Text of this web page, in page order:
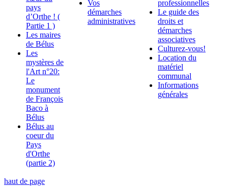
pays
d’Orthe ! (
Partie 1 )
Les maires
de Bélus
Les
mystères de
l'Art n°20:
Le
monument
de François
Baco à
Bélus
Bélus au
coeur du
Pays
d'Orthe
(partie 2)
Vos
démarches
administratives
professionnelles
Le guide des
droits et
démarches
associatives
Culturez-vous!
Location du
matériel
communal
Informations
générales
haut de page